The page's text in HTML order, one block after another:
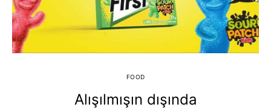
FOOD
Alışılmışın dışında